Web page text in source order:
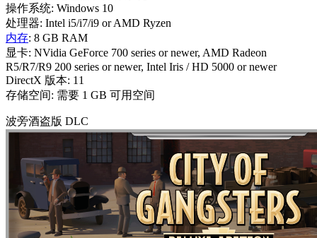
操作系统: Windows 10
处理器: Intel i5/i7/i9 or AMD Ryzen
内存: 8 GB RAM
显卡: NVidia GeForce 700 series or newer, AMD Radeon
R5/R7/R9 200 series or newer, Intel Iris / HD 5000 or newer
DirectX 版本: 11
存储空间: 需要 1 GB 可用空间
波旁酒盗版 DLC